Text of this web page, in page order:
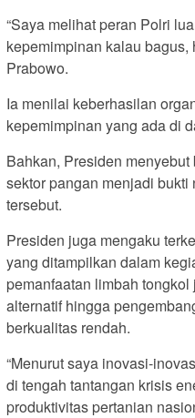
“Saya melihat peran Polri
kepemimpinan kalau bagus,
Prabowo.
Ia menilai keberhasilan
kepemimpinan yang ada di
Bahkan, Presiden
sektor pangan menjadi
tersebut.
Presiden juga mengaku
yang ditampilkan dalam
pemanfaatan limbah
alternatif hingga
berkualitas rendah.
“Menurut saya inovasi-
di tengah tantangan krisis
produktivitas pertanian